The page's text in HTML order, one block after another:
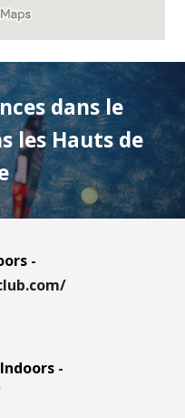
dans le
les Hauts de
-
-